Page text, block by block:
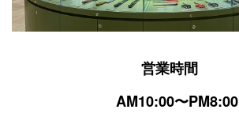
営業時間
AM10:00〜PM8:00